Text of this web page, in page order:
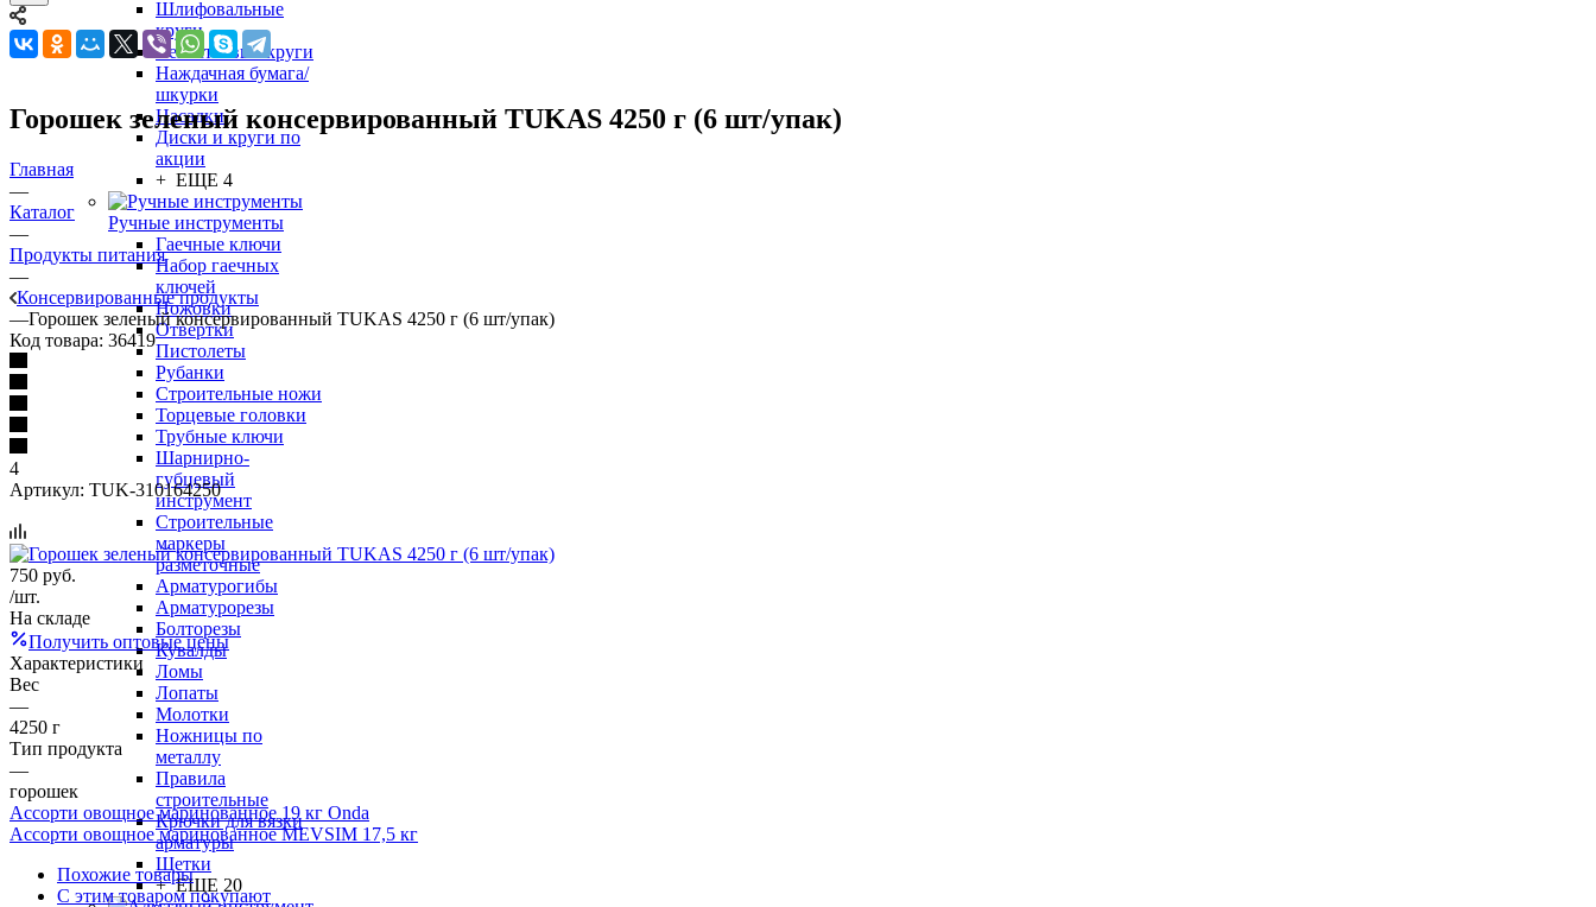
Шлифовальные
круги
Лепестковые круги
Наждачная бумага/
шкурки
Насадки
Диски и круги по
акции
+ ЕЩЕ 4
Ручные инструменты
Гаечные ключи
Набор гаечных
ключей
Ножовки
Отвертки
Пистолеты
Рубанки
Строительные ножи
Торцевые головки
Трубные ключи
Шарнирно-
губцевый
инструмент
Строительные
маркеры
разметочные
Арматурогибы
Арматурорезы
Болторезы
Кувалды
Ломы
Лопаты
Молотки
Ножницы по
металлу
Правила
строительные
Крючки для вязки
арматуры
Щетки
+ ЕЩЕ 20
Горошек зеленый консервированный TUKAS 4250 г (6 шт/упак)
Главная
—
Каталог
—
Продукты питания
—
Консервированные продукты
—Горошек зеленый консервированный TUKAS 4250 г (6 шт/упак)
Код товара: 36419
4
Артикул: TUK-310164250
750 руб.
/шт.
На складе
Получить оптовые цены
Характеристики
Вес
—
4250 г
Тип продукта
—
горошек
Ассорти овощное маринованное 19 кг Onda
Ассорти овощное маринованное MEVSIM 17,5 кг
Похожие товары
С этим товаром покупают